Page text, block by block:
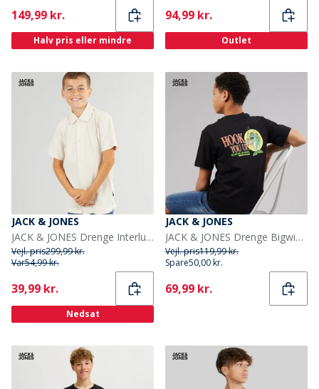
Current
149,99 kr.
Halv pris eller mindre
Current
94,99 kr.
Outlet
JACK & JONES
JACK & JONES Drenge Interlude Skjorte Moonbeam
Vejl. pris299,99 kr.
Var54,99 kr.
Current
39,99 kr.
Nedsat
JACK & JONES
JACK & JONES Drenge Bigwig T-shirt Sort
Vejl. pris119,99 kr.
Spare50,00 kr.
Current
69,99 kr.